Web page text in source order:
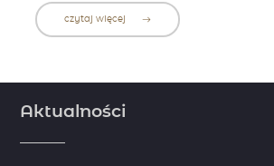
czytaj więcej
Aktualności